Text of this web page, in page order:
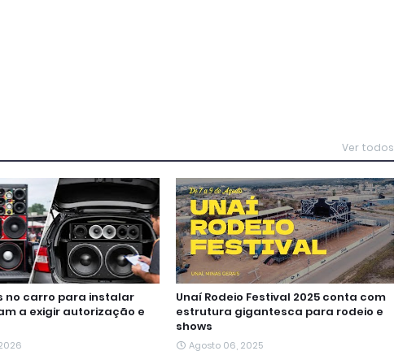
Ver todos
no carro para instalar
a exigir autorização e
Unaí Rodeio Festival 2025 conta com
estrutura gigantesca para rodeio e
shows
Agosto 06, 2025